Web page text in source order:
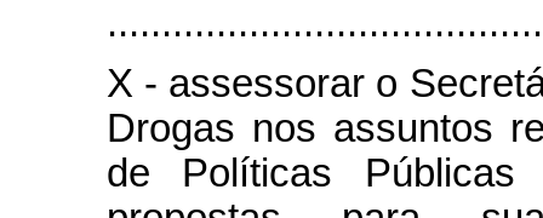
X - assessorar o
Drogas nos assuntos
de Políticas